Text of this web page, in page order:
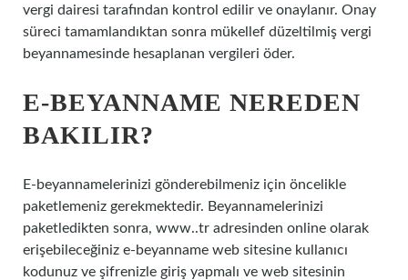
vergi dairesi tarafından kontrol edilir ve onaylanır. Onay
süreci tamamlandıktan sonra mükellef düzeltilmiş vergi
beyannamesinde hesaplanan vergileri öder.
E-BEYANNAME NEREDEN
BAKILIR?
E-beyannamelerinizi gönderebilmeniz için öncelikle
paketlemeniz gerekmektedir. Beyannamelerinizi
paketledikten sonra, www..tr adresinden online olarak
erişebileceğiniz e-beyanname web sitesine kullanıcı
kodunuz ve şifrenizle giriş yapmalı ve web sitesinin